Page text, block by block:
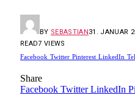
BY SEBASTIAN31. JANUAR
READ7 VIEWS
Facebook Twitter Pinterest LinkedIn
Share
Facebook Twitter LinkedIn